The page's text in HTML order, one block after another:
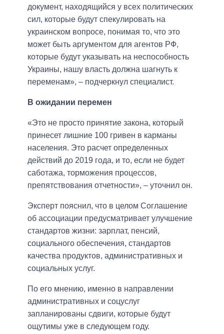
документ, находящийся у всех политических
сил, которые будут спекулировать на
украинском вопросе, понимая то, что это
может быть аргументом для агентов РФ,
которые будут указывать на неспособность
Украины, нашу власть должна шагнуть к
переменам», – подчеркнул специалист.
В ожидании перемен
«Это не просто принятие закона, который
принесет лишние 100 гривен в карманы
населения. Это расчет определенных
действий до 2019 года, и то, если не будет
саботажа, торможения процессов,
препятствования отчетности», – уточнил он.
Эксперт пояснил, что в целом Соглашение
об ассоциации предусматривает улучшение
стандартов жизни: зарплат, пенсий,
социального обеспечения, стандартов
качества продуктов, административных и
социальных услуг.
По его мнению, именно в направлении
административных и соцуслуг
запланированы сдвиги, которые будут
ощутимы уже в следующем году.